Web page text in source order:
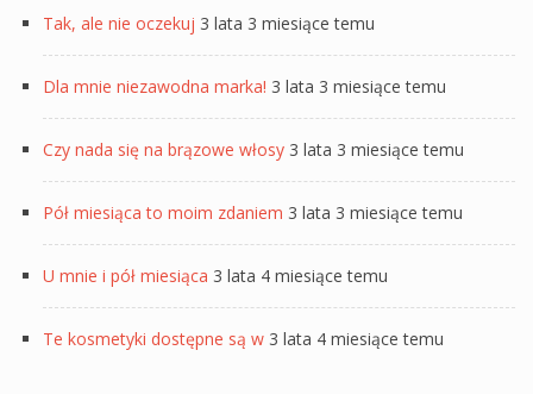
Tak, ale nie oczekuj 3 lata 3 miesiące temu
Dla mnie niezawodna marka! 3 lata 3 miesiące temu
Czy nada się na brązowe włosy 3 lata 3 miesiące temu
Pół miesiąca to moim zdaniem 3 lata 3 miesiące temu
U mnie i pół miesiąca 3 lata 4 miesiące temu
Te kosmetyki dostępne są w 3 lata 4 miesiące temu